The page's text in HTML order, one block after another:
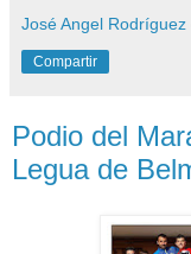
José Angel Rodríguez
Compartir
Podio del
Legua de